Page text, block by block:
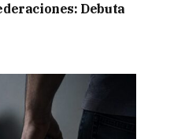
Debuta